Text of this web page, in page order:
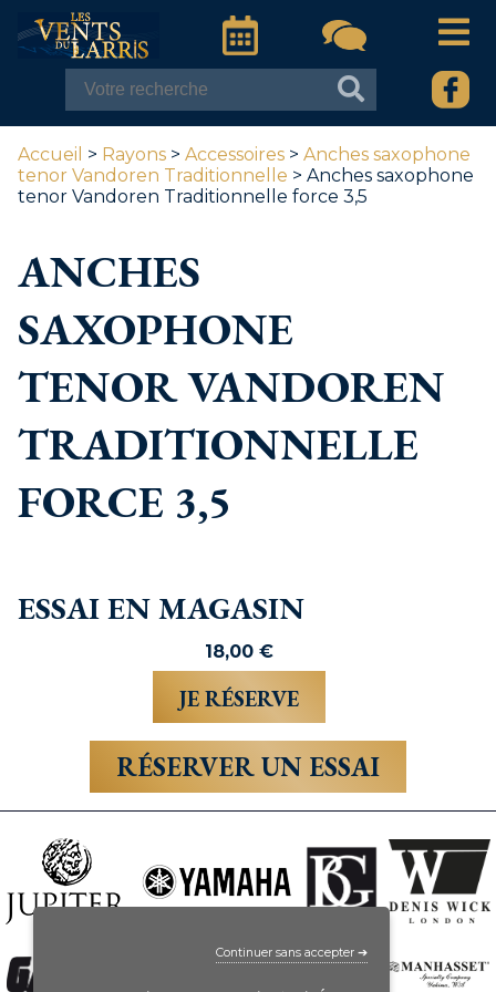
Accueil > Rayons > Accessoires > Anches saxophone
tenor Vandoren Traditionnelle > Anches saxophone
tenor Vandoren Traditionnelle force 3,5
ANCHES
SAXOPHONE
TENOR VANDOREN
TRADITIONNELLE
FORCE 3,5
ESSAI EN MAGASIN
18,00 €
RÉSERVER UN ESSAI
Continuer sans accepter ➔